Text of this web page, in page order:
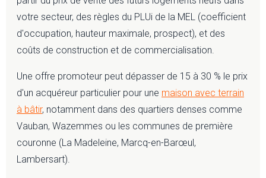
votre secteur, des règles du PLUi de la MEL (coefficient
d'occupation, hauteur maximale, prospect), et des
coûts de construction et de commercialisation.
Une offre promoteur peut dépasser de 15 à 30 % le prix
d'un acquéreur particulier pour une maison avec terrain
à bâtir, notamment dans des quartiers denses comme
Vauban, Wazemmes ou les communes de première
couronne (La Madeleine, Marcq-en-Barœul,
Lambersart).